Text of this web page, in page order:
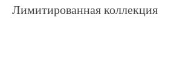
Лимитированная коллекция